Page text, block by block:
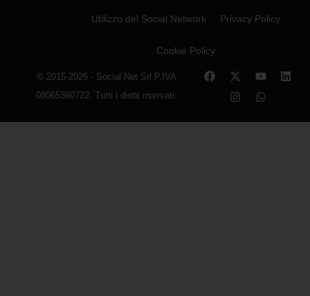
Utilizzo del Social Network Privacy Policy
Cookie Policy
© 2015-2026 - Social Net Srl P.IVA
08065360722. Tutti i diritti riservati.